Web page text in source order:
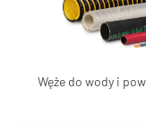
Węże do wody i